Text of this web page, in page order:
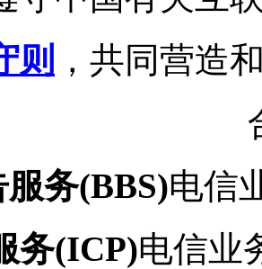
则 ，共同营造
务(BBS)电信
务(ICP)电信业